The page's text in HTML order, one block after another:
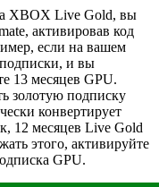
XBOX Live Gold, вы
активировав код
если на вашем
подписки, и вы
13 месяцев GPU.
золотую подписку
конвертирует
12 месяцев Live Gold
этого, активируйте
GPU.